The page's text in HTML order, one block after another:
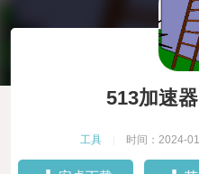
513加速
工具 时间：2024-